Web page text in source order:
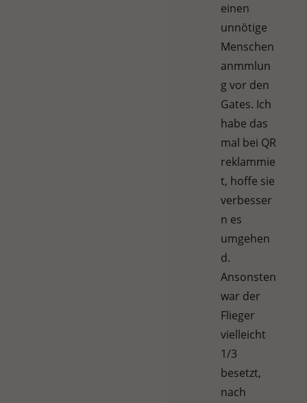
einen
unnötige
Menschen
anmmlun
g vor den
Gates. Ich
habe das
mal bei QR
reklammie
t, hoffe sie
verbesser
n es
umgehen
d.
Ansonsten
war der
Flieger
vielleicht
1/3
besetzt,
nach